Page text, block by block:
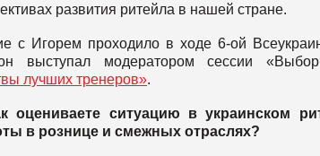
развития ритейла в нашей стране.
с Игорем проходило в ходе 6-ой
выступал модератором сессии
лучших тренеров».
оцениваете ситуацию в украинском
в рознице и смежных отраслях?